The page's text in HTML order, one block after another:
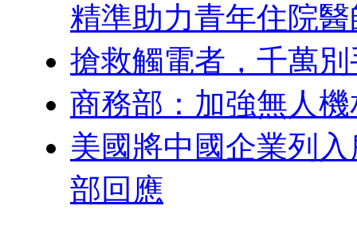
精準助力青年住院
搶救觸電者，千萬
商務部：加強無人
美國將中國企業列
部回應